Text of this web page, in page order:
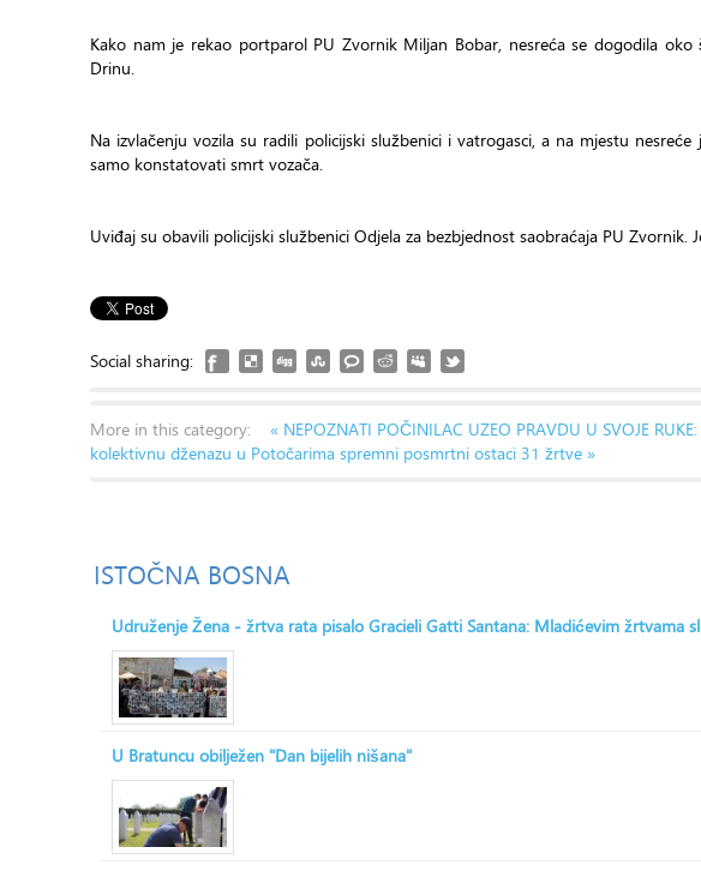
Kako nam je rekao portparol PU Zvornik Miljan Bobar, nesreća se dogodila
Drinu.
Na izvlačenju vozila su radili policijski službenici i vatrogasci, a na mjestu
samo konstatovati smrt vozača.
Uviđaj su obavili policijski službenici Odjela za bezbjednost saobraćaja PU
Social sharing:
More in this category: « NEPOZNATI POČINILAC UZEO PRAVDU U SVOJE
kolektivnu dženazu u Potočarima spremni posmrtni ostaci 31 žrtve »
ISTOČNA BOSNA
Udruženje Žena - žrtva rata pisalo Gracieli Gatti Santana: Mladićevim žrtvama
U Bratuncu obilježen "Dan bijelih nišana"